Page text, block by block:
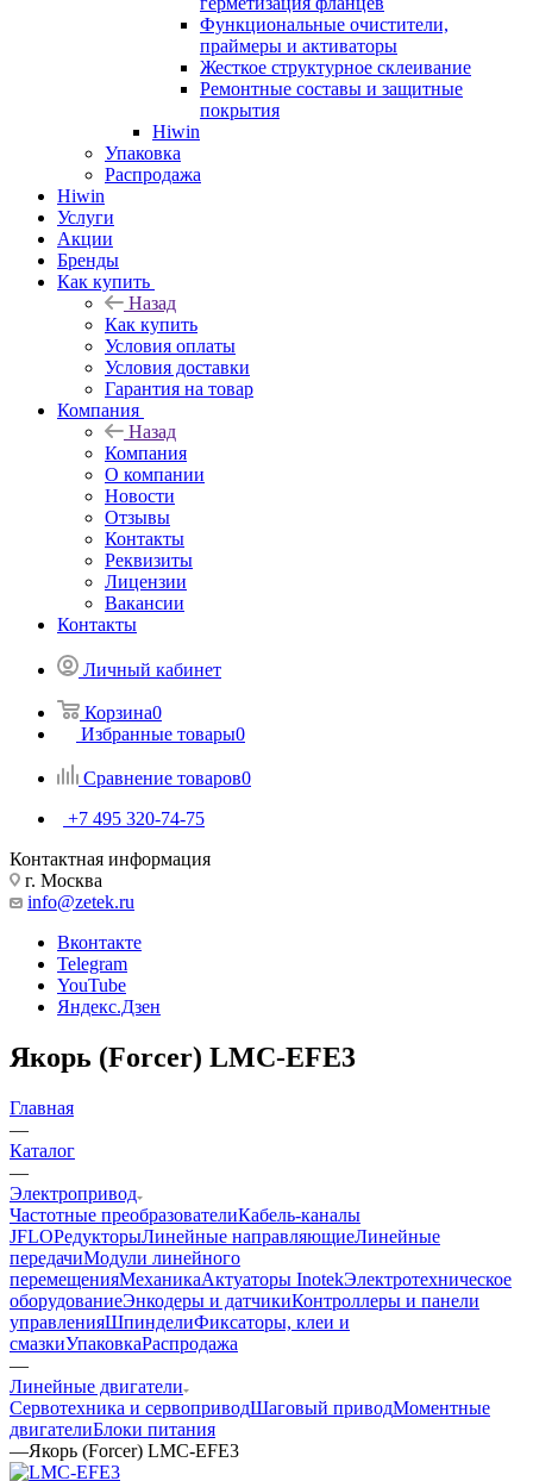
Функциональные очистители,
праймеры и активаторы
Жесткое структурное склеивание
Ремонтные составы и защитные
покрытия
Hiwin
Упаковка
Распродажа
Hiwin
Услуги
Акции
Бренды
Как купить
Назад
Как купить
Условия оплаты
Условия доставки
Гарантия на товар
Компания
Назад
Компания
О компании
Новости
Отзывы
Контакты
Реквизиты
Лицензии
Вакансии
Контакты
Личный кабинет
Корзина0
Избранные товары0
Сравнение товаров0
+7 495 320-74-75
Контактная информация
г. Москва
info@zetek.ru
Вконтакте
Telegram
YouTube
Яндекс.Дзен
Якорь (Forcer) LMC-EFE3
Главная
—
Каталог
—
Электропривод
Частотные преобразователиКабель-каналы
JFLOРедукторыЛинейные направляющиеЛинейные
передачиМодули линейного
перемещенияМеханикаАктуаторы InotekЭлектротехническое
оборудованиеЭнкодеры и датчикиКонтроллеры и панели
управленияШпинделиФиксаторы, клеи и
смазкиУпаковкаРаспродажа
—
Линейные двигатели
Сервотехника и сервоприводШаговый приводМоментные
двигателиБлоки питания
—Якорь (Forcer) LMC-EFE3